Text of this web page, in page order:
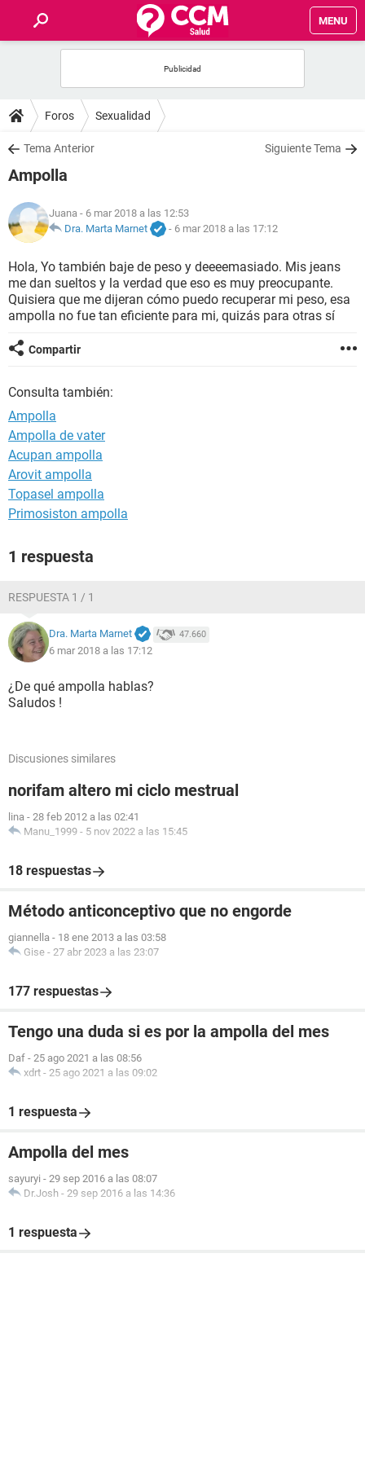
MENU
FOROS
SALUD
FAMILIA
NUTRICIÓN
BIENESTAR
SEXUALIDAD
GLOSARIO
Foros Sexualidad
Tema Anterior Siguiente Tema
Ampolla
Juana - 6 mar 2018 a las 12:53
Dra. Marta Marnet
- 6 mar 2018 a las 17:12
Hola, Yo también baje de peso y deeeemasiado. Mis jeans
me dan sueltos y la verdad que eso es muy preocupante.
Quisiera que me dijeran cómo puedo recuperar mi peso, esa
ampolla no fue tan eficiente para mi, quizás para otras sí
Compartir
Consulta también:
Ampolla
Ampolla de vater
Acupan ampolla
Arovit ampolla
Topasel ampolla
Primosiston ampolla
1 respuesta
RESPUESTA 1 / 1
Dra. Marta Marnet 47.660
6 mar 2018 a las 17:12
¿De qué ampolla hablas?
Saludos !
Discusiones similares
norifam altero mi ciclo mestrual
lina - 28 feb 2012 a las 02:41
Manu_1999 - 5 nov 2022 a las 15:45
18 respuestas
Método anticonceptivo que no engorde
giannella - 18 ene 2013 a las 03:58
Gise - 27 abr 2023 a las 23:07
177 respuestas
Tengo una duda si es por la ampolla del mes
Daf - 25 ago 2021 a las 08:56
xdrt - 25 ago 2021 a las 09:02
1 respuesta
Ampolla del mes
sayuryi - 29 sep 2016 a las 08:07
Dr.Josh - 29 sep 2016 a las 14:36
1 respuesta